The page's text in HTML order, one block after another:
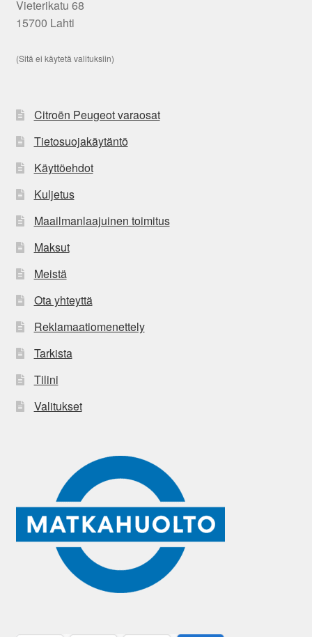
Vieterikatu 68
15700 Lahti
(Sitä ei käytetä valituksiin)
Citroën Peugeot varaosat
Tietosuojakäytäntö
Käyttöehdot
Kuljetus
Maailmanlaajuinen toimitus
Maksut
Meistä
Ota yhteyttä
Reklamaatiomenettely
Tarkista
Tilini
Valitukset